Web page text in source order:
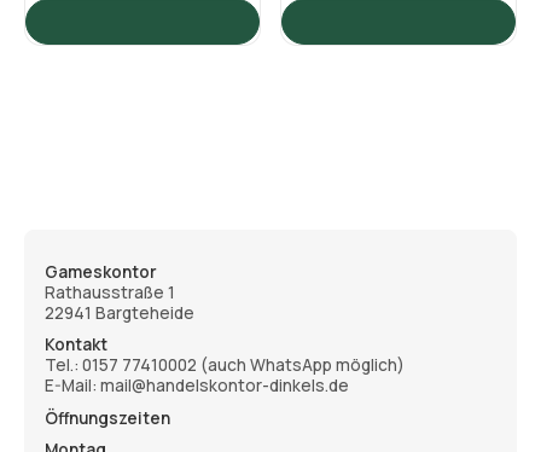
Gameskontor
Rathausstraße 1
22941 Bargteheide
Kontakt
Tel.: 0157 77410002 (auch WhatsApp möglich)
E-Mail: mail@handelskontor-dinkels.de
Öffnungszeiten